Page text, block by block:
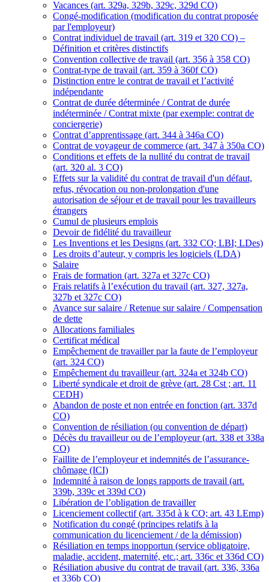
Vacances (art. 329a, 329b, 329c, 329d CO)
Congé-modification (modification du contrat proposée
par l'employeur)
Contrat individuel de travail (art. 319 et 320 CO) –
Définition et critères distinctifs
Convention collective de travail (art. 356 à 358 CO)
Contrat-type de travail (art. 359 à 360f CO)
Distinction entre le contrat de travail et l’activité
indépendante
Contrat de durée déterminée / Contrat de durée
indéterminée / Contrat mixte (par exemple: contrat de
conciergerie)
Contrat d’apprentissage (art. 344 à 346a CO)
Contrat de voyageur de commerce (art. 347 à 350a CO)
Conditions et effets de la nullité du contrat de travail
(art. 320 al. 3 CO)
Effets sur la validité du contrat de travail d'un défaut,
refus, révocation ou non-prolongation d'une
autorisation de séjour et de travail pour les travailleurs
étrangers
Cumul de plusieurs emplois
Devoir de fidélité du travailleur
Les Inventions et les Designs (art. 332 CO; LBI; LDes)
Les droits d’auteur, y compris les logiciels (LDA)
Salaire
Frais de formation (art. 327a et 327c CO)
Frais relatifs à l’exécution du travail (art. 327, 327a,
327b et 327c CO)
Avance sur salaire / Retenue sur salaire / Compensation
de dette
Allocations familiales
Certificat médical
Empêchement de travailler par la faute de l’employeur
(art. 324 CO)
Empêchement du travailleur (art. 324a et 324b CO)
Liberté syndicale et droit de grève (art. 28 Cst ; art. 11
CEDH)
Abandon de poste et non entrée en fonction (art. 337d
CO)
Convention de résiliation (ou convention de départ)
Décès du travailleur ou de l’employeur (art. 338 et 338a
CO)
Faillite de l’employeur et indemnités de l’assurance-
chômage (ICI)
Indemnité à raison de longs rapports de travail (art.
339b, 339c et 339d CO)
Libération de l’obligation de travailler
Licenciement collectif (art. 335d à k CO; art. 43 LEmp)
Notification du congé (principes relatifs à la
communication du licenciement / de la démission)
Résiliation en temps inopportun (service obligatoire,
maladie, accident, maternité, etc.; art. 336c et 336d CO)
Résiliation abusive du contrat de travail (art. 336, 336a
et 336b CO)